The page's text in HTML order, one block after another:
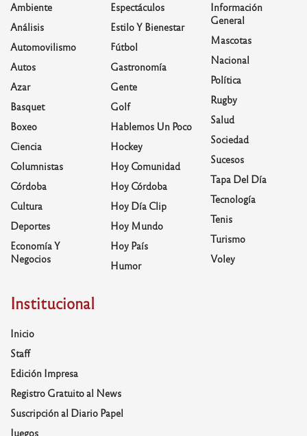
Ambiente
Análisis
Automovilismo
Autos
Azar
Basquet
Boxeo
Ciencia
Columnistas
Córdoba
Cultura
Deportes
Economía Y
Negocios
Espectáculos
Estilo Y Bienestar
Fútbol
Gastronomía
Gente
Golf
Hablemos Un Poco
Hockey
Hoy Comunidad
Hoy Córdoba
Hoy Día Clip
Hoy Mundo
Hoy País
Humor
Información
General
Mascotas
Nacional
Política
Rugby
Salud
Sociedad
Sucesos
Tapa Del Día
Tecnología
Tenis
Turismo
Voley
Institucional
Inicio
Staff
Edición Impresa
Registro Gratuito al News
Suscripción al Diario Papel
Juegos